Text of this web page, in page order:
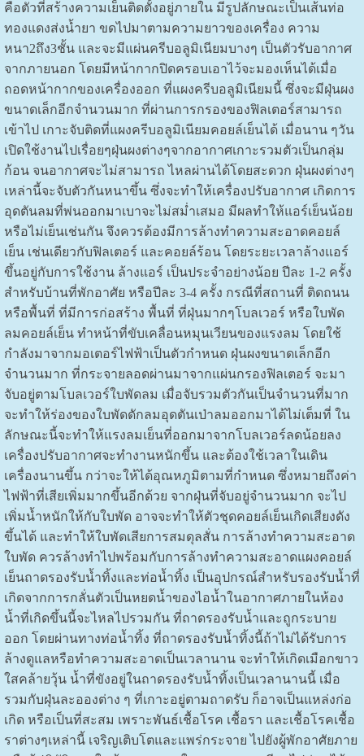
คือตัวที่สร้างความเย็นติดตั้งอยู่ภายใน มีรูปลักษณะเป็นเส้นท่อ
ทองแดงส่งน้ำยา ขดไปมาตามความยาวของเครื่อง ความ
หนา2ถึง3ชั้น และจะมีแผ่นครีบอลูมิเนียมบางๆ เป็นตัวรับอากาศ
จากภายนอก โดยมีหน้ากากปิดครอบเอาไว้จะมองเห็นได้เมื่อ
ถอดหน้ากากของเครื่องออก ที่แผงครีบอลูมิเนียมนี้ ซึ่งจะมีฝุ่นผง
ขนาดเล็กอีกจำนวนมาก ที่ผ่านการกรองของฟิลเตอร์สามารถ
เข้าไป เกาะจับติดที่แผงครีบอลูมิเนียมคอยล์เย็นได้ เมื่อนาน ๆวัน
เปิดใช้งานไปเรื่อยๆฝุ่นผงต่างๆจากอากาศเกาะรวมตัวเป็นกลุ่ม
ก้อน จนอากาศจะไม่สามารถ ไหลผ่านได้โดยสะดวก ฝุ่นผงต่างๆ
เหล่านี้จะจับตัวกันหนาขึ้น ซึ่งจะทำให้เครื่องปรับอากาศ เกิดการ
อุดตันลมที่พ่นออกมาเบาจะไม่สม่ำเสมอ มีผลทำให้แอร์เย็นน้อย
หรือไม่เย็นเช่นกัน จึงควรต้องมีการล้างทำความสะอาดคอยล์
เย็น เช่นเดียวกับฟิลเตอร์ และคอยล์ร้อน โดยระยะเวลาล้างแอร์
ขึ้นอยู่กับการใช้งาน ล้างแอร์ เป็นประจำอย่างน้อย ปีละ 1-2 ครั้ง
สำหรับบ้านที่พักอาศัย หรือปีละ 3-4 ครั้ง กรณีที่สถานที่ ติดถนน
หรือพื้นที่ ที่มีการก่อสร้าง พื้นที่ ที่ฝุ่นมากๆโบลเวอร์ หรือใบพัด
ลมคอยล์เย็น ทำหน้าที่ขับเคลื่อนหมุนเวียนของแรงลม โดยใช้
กำลังมาจากมอเตอร์ไฟฟ้าเป็นตัวกำหนด ฝุ่นผงขนาดเล็กอีก
จำนวนมาก ที่กระจายลอดผ่านมาจากแผ่นกรองฟิลเตอร์ จะมา
จับอยู่ตามโบลเวอร์ใบพัดลม เมื่อจับรวมตัวกันเป็นจำนวนที่มาก
จะทำให้ร่องของใบพัดดักลมอุดตันเป่าลมออกมาได้ไม่เต็มที่ ใน
ลักษณะนี้จะทำให้แรงลมเย็นที่ออกมาจากโบลเวอร์ลดน้อยลง
เครื่องปรับอากาศจะทำงานหนักขึ้น และต้องใช้เวลาในเดิน
เครื่องนานขึ้น กว่าจะให้ได้อุณหภูมิตามที่กำหนด ซึ่งหมายถึงค่า
ไฟฟ้าที่เสียเพิ่มมากขึ้นอีกด้วย จากฝุ่นที่จับอยู่จำนวนมาก จะไป
เพิ่มน้ำหนักให้กับใบพัด อาจจะทำให้ตัวชุดคอยล์เย็นเกิดเสียงดัง
ขึ้นได้ และทำให้ใบพัดเสียการสมดุลสั่น การล้างทำความสะอาด
ใบพัด ควรล้างทำไปพร้อมกับการล้างทำความสะอาดแผงคอยล์
เย็นถาดรองรับน้ำทิ้งและท่อน้ำทิ้ง เป็นอุปกรณ์สำหรับรองรับน้ำที่
เกิดจากการกลั่นตัวเป็นหยดน้ำของไอน้ำในอากาศภายในห้อง
น้ำที่เกิดขึ้นนี้จะไหลไปรวมกัน ที่ถาดรองรับน้ำและถูกระบาย
ออก โดยผ่านทางท่อน้ำทิ้ง ที่ถาดรองรับน้ำทิ้งนี้ถ้าไม่ได้รับการ
ล้างดูแลหรือทำความสะอาดเป็นเวลานาน จะทำให้เกิดเมือกขาว
ใสคล้ายวุ้น น้ำที่ขังอยู่ในถาดรองรับน้ำทิ้งเป็นเวลานานนี้ เมื่อ
รวมกับฝุ่นละอองต่าง ๆ ที่เกาะอยู่ตามถาดรับ ก็อาจเป็นแหล่งก่อ
เกิด หรือเป็นที่สะสม เพราะพันธ์เชื้อโรค เชื้อรา และเชื้อโรคเชื้อ
ราต่างๆเหล่านี้ เจริญเติบโตและแพร่กระจาย ไปยังผู้พักอาศัยภาย